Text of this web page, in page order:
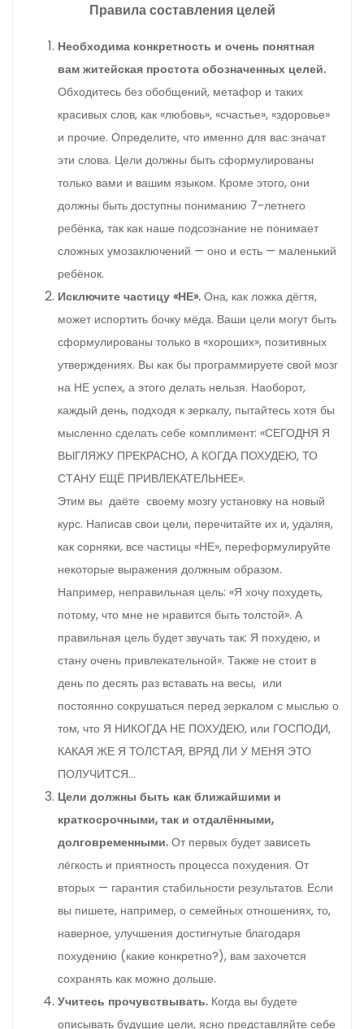
Правила составления целей
Необходима конкретность и очень понятная
вам житейская простота обозначенных целей.
Обходитесь без обобщений, метафор и таких
красивых слов, как «любовь», «счастье», «здоровье»
и прочие. Определите, что именно для вас значат
эти слова. Цели должны быть сформулированы
только вами и вашим языком. Кроме этого, они
должны быть доступны пониманию 7-летнего
ребёнка, так как наше подсознание не понимает
сложных умозаключений — оно и есть — маленький
ребёнок.
Исключите частицу «НЕ». Она, как ложка дёгтя,
может испортить бочку мёда. Ваши цели могут быть
сформулированы только в «хороших», позитивных
утверждениях. Вы как бы программируете свой мозг
на НЕ успех, а этого делать нельзя. Наоборот,
каждый день, подходя к зеркалу, пытайтесь хотя бы
мысленно сделать себе комплимент: «СЕГОДНЯ Я
ВЫГЛЯЖУ ПРЕКРАСНО, А КОГДА ПОХУДЕЮ, ТО
СТАНУ ЕЩЁ ПРИВЛЕКАТЕЛЬНЕЕ».
Этим вы даёте своему мозгу установку на новый
курс. Написав свои цели, перечитайте их и, удаляя,
как сорняки, все частицы «НЕ», переформулируйте
некоторые выражения должным образом.
Например, неправильная цель: «Я хочу похудеть,
потому, что мне не нравится быть толстой». А
правильная цель будет звучать так: Я похудею, и
стану очень привлекательной». Также не стоит в
день по десять раз вставать на весы, или
постоянно сокрушаться перед зеркалом с мыслью о
том, что Я НИКОГДА НЕ ПОХУДЕЮ, или ГОСПОДИ,
КАКАЯ ЖЕ Я ТОЛСТАЯ, ВРЯД ЛИ У МЕНЯ ЭТО
ПОЛУЧИТСЯ…
Цели должны быть как ближайшими и
краткосрочными, так и отдалёнными,
долговременными. От первых будет зависеть
лёгкость и приятность процесса похудения. От
вторых — гарантия стабильности результатов. Если
вы пишете, например, о семейных отношениях, то,
наверное, улучшения достигнутые благодаря
похудению (какие конкретно?), вам захочется
сохранять как можно дольше.
Учитесь прочувствывать. Когда вы будете
описывать будущие цели, ясно представляйте себе